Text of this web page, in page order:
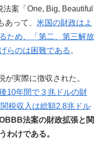
案「One, Big, Beautiful
って、 米国の財政はよ
ため、「第二、第三解放
らのは困難である 。
実際に徴収された。
10年間で３兆ドルの財
税収入は総額2.8兆ドル
法案の財政拡張と関
わけである。